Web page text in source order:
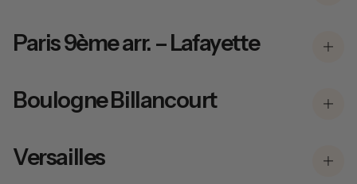
Paris 9ème arr. – Lafayette
Boulogne Billancourt
Versailles